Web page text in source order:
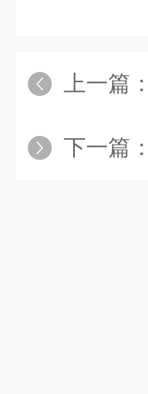
上一篇：
下一篇：